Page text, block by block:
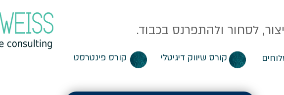
לסחור ולהתפרנס בכבוד.
קורס פינטרסט קורס שיווק דיגיטלי